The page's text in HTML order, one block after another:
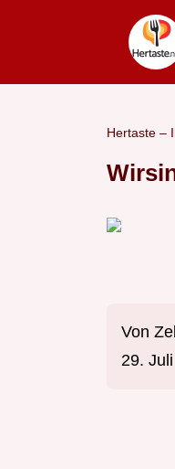
Hertaste –
Von
29.